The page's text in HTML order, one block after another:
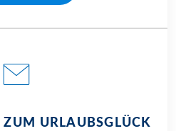
URLAUBSGLÜCK